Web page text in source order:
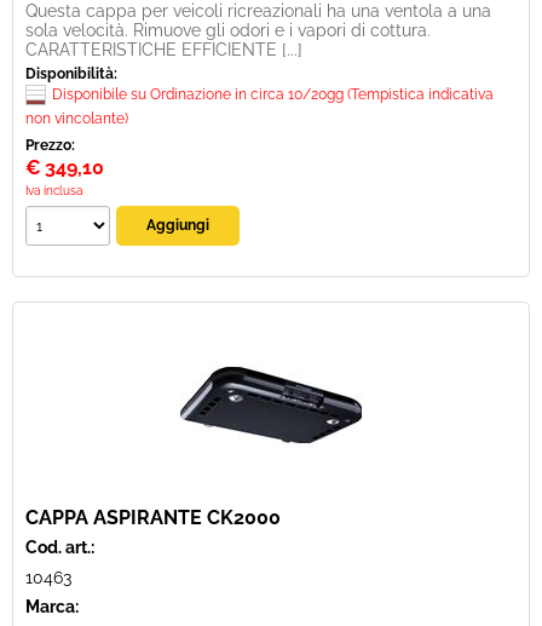
Questa cappa per veicoli ricreazionali ha una ventola a una
sola velocità. Rimuove gli odori e i vapori di cottura.
CARATTERISTICHE EFFICIENTE [...]
Disponibilità:
Disponibile su Ordinazione in circa 10/20gg (Tempistica indicativa
non vincolante)
Prezzo:
€ 349,10
Iva inclusa
CAPPA ASPIRANTE CK2000
Cod. art.:
10463
Marca: